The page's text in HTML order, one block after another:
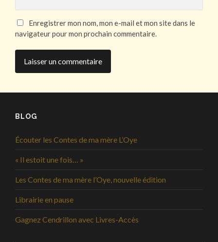
Enregistrer mon nom, mon e-mail et mon site dans le
navigateur pour mon prochain commentaire.
BLOG
Écouter les Contes de ma mère L’Oye
« Il estoit une fois… »
Les Contes de ma mère l’Oye, nouvelle édition
Librairie en pause
Gagnez Cendrillon avec Livres-Accès